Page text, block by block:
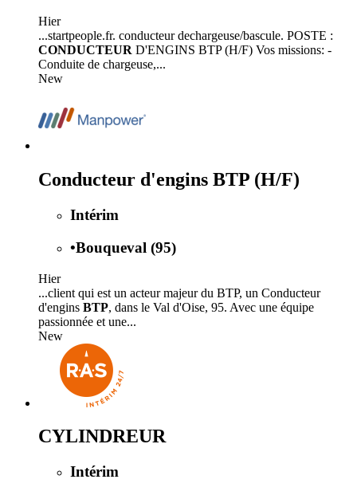
Hier
...startpeople.fr. conducteur dechargeuse/bascule. POSTE :
CONDUCTEUR D'ENGINS BTP (H/F) Vos missions: -
Conduite de chargeuse,...
New
Conducteur d'engins BTP (H/F)
Intérim
•Bouqueval (95)
Hier
...client qui est un acteur majeur du BTP, un Conducteur
d'engins BTP, dans le Val d'Oise, 95. Avec une équipe
passionnée et une...
New
CYLINDREUR
Intérim